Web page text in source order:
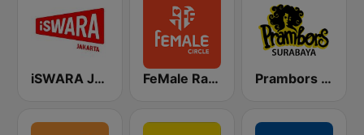
iSWARA Jakarta FeMale Radio 97.9 FM Prambors FM 89.3 Surabaya